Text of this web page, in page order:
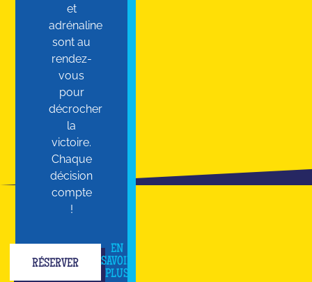
et
adrénaline
sont au
rendez-
vous
pour
décrocher
la
victoire.
Chaque
décision
compte
!
RÉSERVER
EN
SAVOIR
PLUS